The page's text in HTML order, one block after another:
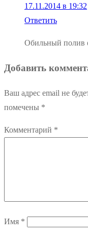
17.11.2014 в 19:32
Ответить
Обильный полив
Добавить
Ваш адрес email не
помечены *
Комментарий *
Имя *